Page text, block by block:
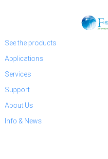
See the products
Applications
Services
Support
About Us
Info & News